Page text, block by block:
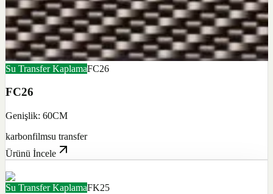
Su Transfer KaplamaFC26
FC26
Genişlik: 60CM
karbonfilmsu transfer
Ürünü İncele
Su Transfer KaplamaFK25